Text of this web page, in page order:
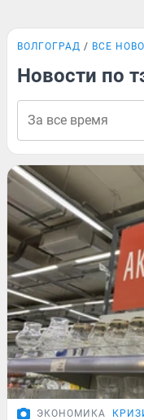
ВОЛГОГРАД ВСЕ
Новости по
ЭКОНОМИКА